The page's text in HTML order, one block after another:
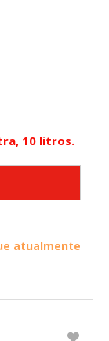
10 litros.
atualmente